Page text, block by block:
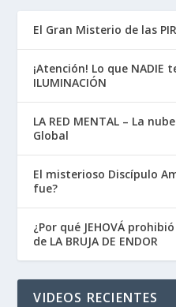
El Gran Misterio de las
¡Atención! Lo que NADIE
ILUMINACIÓN
LA RED MENTAL – La
Global
El misterioso Discípulo
fue?
¿Por qué JEHOVÁ
de LA BRUJA DE ENDOR
VIDEOS RECIENTES